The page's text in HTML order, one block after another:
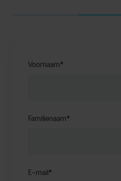
Voornaam*
Familienaam*
E-mail*